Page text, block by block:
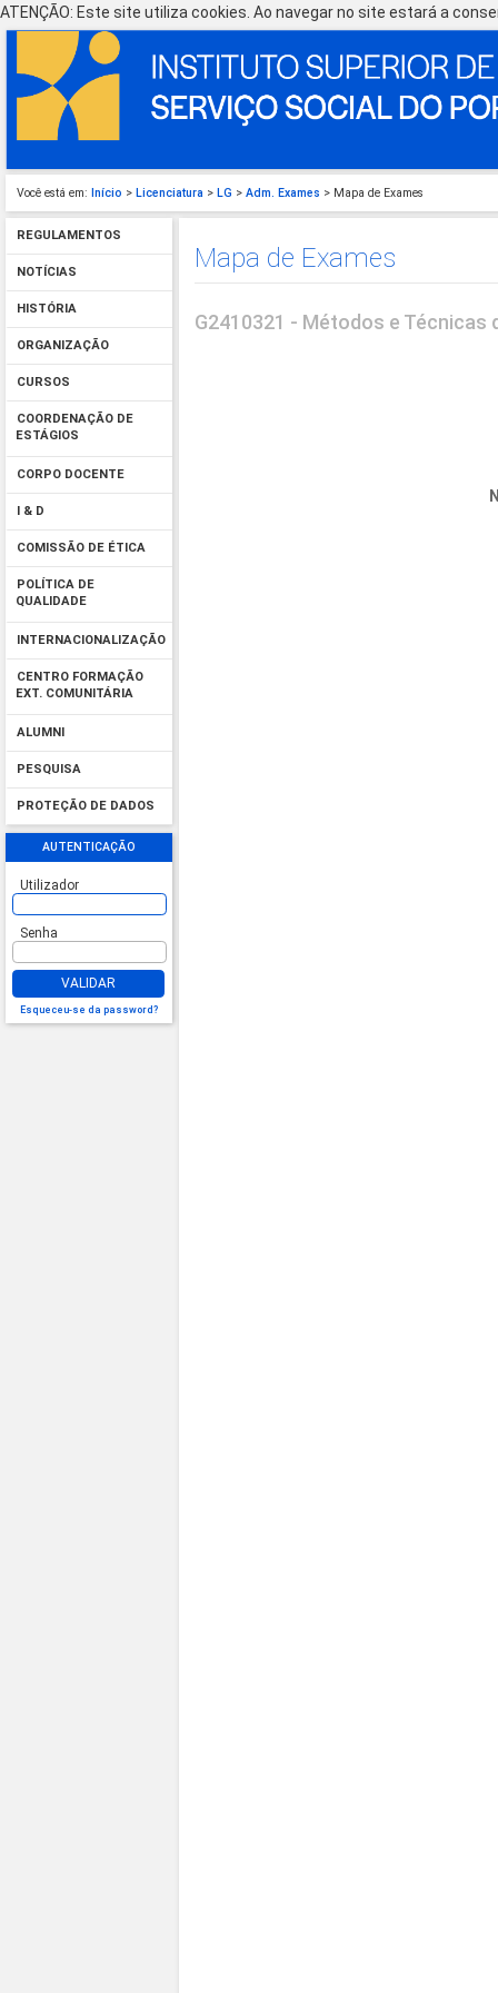
ATENÇÃO: Este site utiliza cookies. Ao navegar no site estará a
Você está em: Início > Licenciatura > LG > Adm. Exames > Mapa de Exames
REGULAMENTOS
NOTÍCIAS
HISTÓRIA
ORGANIZAÇÃO
CURSOS
COORDENAÇÃO DE
ESTÁGIOS
CORPO DOCENTE
I & D
COMISSÃO DE ÉTICA
POLÍTICA DE
QUALIDADE
INTERNACIONALIZAÇÃO
CENTRO FORMAÇÃO
EXT. COMUNITÁRIA
ALUMNI
PESQUISA
PROTEÇÃO DE DADOS
AUTENTICAÇÃO
Utilizador
Senha
VALIDAR
Esqueceu-se da password?
Mapa de Exames
G2410321 - Métodos e Técnicas